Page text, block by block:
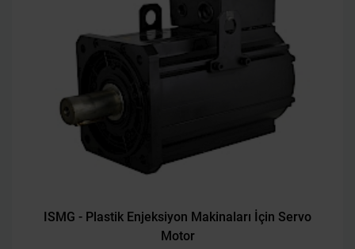
ISMG - Plastik Enjeksiyon Makinaları İçin Servo
Motor